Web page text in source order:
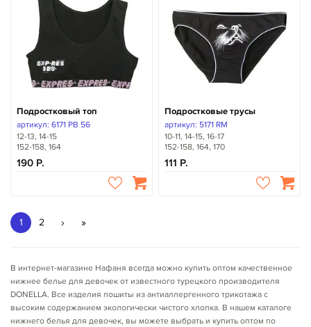
Подростковый топ
артикул: 6171 PB 56
12-13, 14-15
152-158, 164
190
Подростковые трусы
артикул: 5171 RM
10-11, 14-15, 16-17
152-158, 164, 170
111
1 2 › »
В интернет-магазине Нафаня всегда можно купить оптом качественное
нижнее белье для девочек от известного турецкого производителя
DONELLA. Все изделия пошиты из антиаллергенного трикотажа с
высоким содержанием экологически чистого хлопка. В нашем каталоге
нижнего белья для девочек, вы можете выбрать и купить оптом по